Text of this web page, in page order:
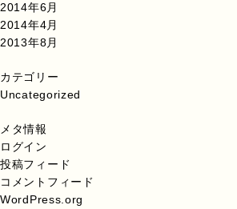
2014年6月
2014年4月
2013年8月
カテゴリー
Uncategorized
メタ情報
ログイン
投稿フィード
コメントフィード
WordPress.org